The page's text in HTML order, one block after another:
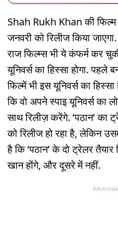
Shah Rukh Khan की
जनवरी को रिलीज किया
राज फिल्म्स भी ये कंफर्म कर
यूनिवर्स का हिस्सा होगा. पहले
फिल्में भी इस यूनिवर्स का
कि वो अपने स्पाइ यूनिवर्स का
साथ रिलीज़ करेंगे. ‘पठान’ का
को रिलीज हो रहा है, लेकिन
है कि ‘पठान’ के दो ट्रेलर
खान होंगे, और दूसरे में नहीं.